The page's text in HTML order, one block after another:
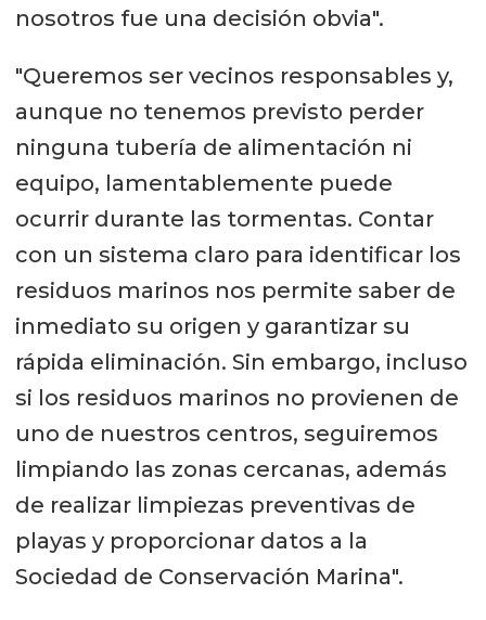
nosotros fue una decisión obvia".
"Queremos ser vecinos responsables y,
aunque no tenemos previsto perder
ninguna tubería de alimentación ni
equipo, lamentablemente puede
ocurrir durante las tormentas. Contar
con un sistema claro para identificar los
residuos marinos nos permite saber de
inmediato su origen y garantizar su
rápida eliminación. Sin embargo, incluso
si los residuos marinos no provienen de
uno de nuestros centros, seguiremos
limpiando las zonas cercanas, además
de realizar limpiezas preventivas de
playas y proporcionar datos a la
Sociedad de Conservación Marina".